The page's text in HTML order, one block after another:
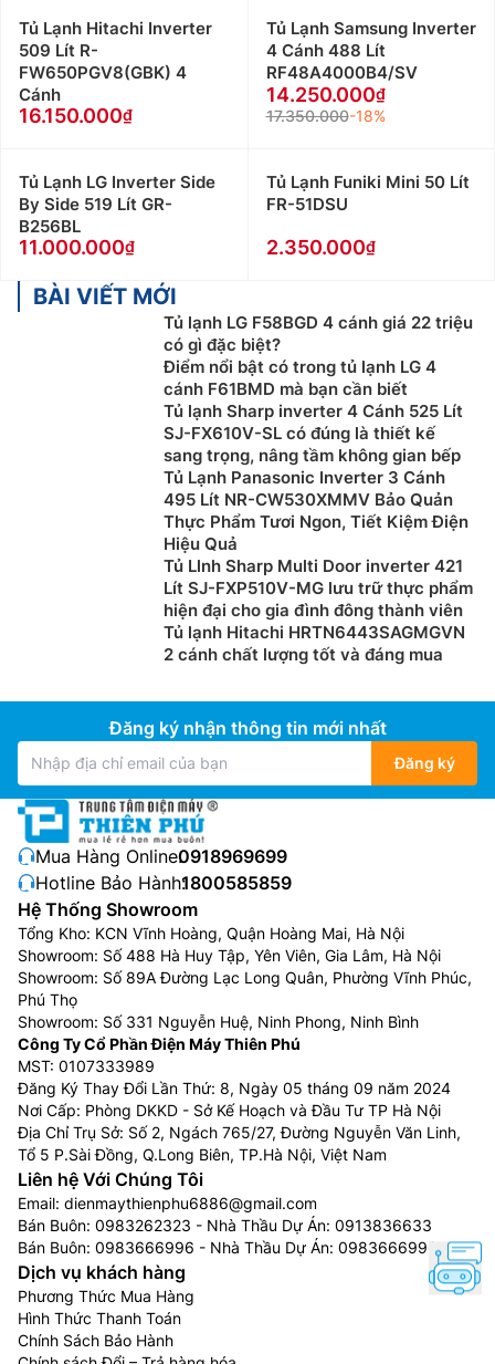
Tủ Lạnh Hitachi Inverter
509 Lít R-
FW650PGV8(GBK) 4
Cánh
16.150.000
Tủ Lạnh Samsung Inverter
4 Cánh 488 Lít
RF48A4000B4/SV
14.250.000
17.350.000-18%
Tủ Lạnh LG Inverter Side
By Side 519 Lít GR-
B256BL
11.000.000
Tủ Lạnh Funiki Mini 50 Lít
FR-51DSU
2.350.000
BÀI VIẾT MỚI
Tủ lạnh LG F58BGD 4 cánh giá 22 triệu
có gì đặc biệt?
Điểm nổi bật có trong tủ lạnh LG 4
cánh F61BMD mà bạn cần biết
Tủ lạnh Sharp inverter 4 Cánh 525 Lít
SJ-FX610V-SL có đúng là thiết kế
sang trọng, nâng tầm không gian bếp
Tủ Lạnh Panasonic Inverter 3 Cánh
495 Lít NR-CW530XMMV Bảo Quản
Thực Phẩm Tươi Ngon, Tiết Kiệm Điện
Hiệu Quả
Tủ Llnh Sharp Multi Door inverter 421
Lít SJ-FXP510V-MG lưu trữ thực phẩm
hiện đại cho gia đình đông thành viên
Tủ lạnh Hitachi HRTN6443SAGMGVN
2 cánh chất lượng tốt và đáng mua
Đăng ký nhận thông tin mới nhất
Đăng ký
Mua Hàng Online:0918969699
Hotline Bảo Hành:1800585859
Hệ Thống Showroom
Tổng Kho: KCN Vĩnh Hoàng, Quận Hoàng Mai, Hà Nội
Showroom: Số 488 Hà Huy Tập, Yên Viên, Gia Lâm, Hà Nội
Showroom: Số 89A Đường Lạc Long Quân, Phường Vĩnh Phúc,
Phú Thọ
Showroom: Số 331 Nguyễn Huệ, Ninh Phong, Ninh Bình
Công Ty Cổ Phần Điện Máy Thiên Phú
MST: 0107333989
Đăng Ký Thay Đổi Lần Thứ: 8, Ngày 05 tháng 09 năm 2024
Nơi Cấp: Phòng DKKD - Sở Kế Hoạch và Đầu Tư TP Hà Nội
Địa Chỉ Trụ Sở: Số 2, Ngách 765/27, Đường Nguyễn Văn Linh,
Tổ 5 P.Sài Đồng, Q.Long Biên, TP.Hà Nội, Việt Nam
Liên hệ Với Chúng Tôi
Email: dienmaythienphu6886@gmail.com
Bán Buôn: 0983262323 - Nhà Thầu Dự Án: 0913836633
Bán Buôn: 0983666996 - Nhà Thầu Dự Án: 0983666996
Dịch vụ khách hàng
Phương Thức Mua Hàng
Hình Thức Thanh Toán
Chính Sách Bảo Hành